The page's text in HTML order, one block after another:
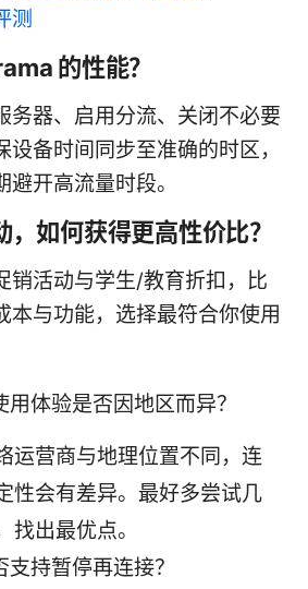
测
的性能？
务器、启用分流、关闭不必要
备时间同步至准确的时区，
开高流量时段。
如何获得更高性价比？
销活动与学生/教育折扣，比
本与功能，选择最符合你使用
体验是否因地区而异？
运营商与地理位置不同，连
性会有差异。最好多尝试几
找出最优点。
持暂停再连接？